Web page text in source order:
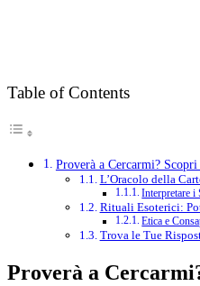
Table of Contents
Proverà a Cercarmi?
L’Oracolo della
Interpretare i
Rituali Esoterici:
Etica e
Trova le Tue
Proverà a